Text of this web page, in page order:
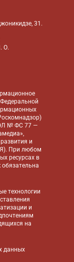
31.
О.
ЭЛ № ФС 77 —
и
При любом
ресурсах в
обязательна
технологии
и
на
данных